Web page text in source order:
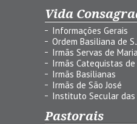
Vida
Informações Gerais
Ordem Basiliana de
Irmãs Servas de
Irmãs Catequistas
Irmãs Basilianas
Irmãs de São José
Instituto Secular das
Pastorais